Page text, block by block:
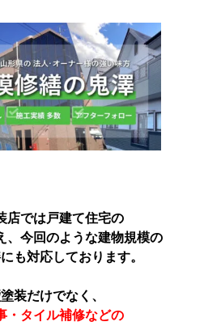
店では戸建て住宅の
今回のような建物規模の
も対応しております。
装だけでなく、
・タイル補修などの